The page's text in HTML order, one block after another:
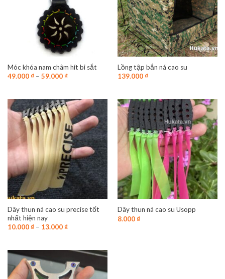
Móc khóa nam châm hít bi sắt
49.000₫– 59.000₫
Lồng tập bắn ná cao su
139.000₫
Dây thun ná cao su precise tốt
nhất hiện nay
10.000₫– 13.000₫
Dây thun ná cao su Usopp
8.000₫